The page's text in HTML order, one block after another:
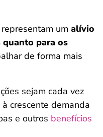
um alívio
para os
de forma mais
sejam cada vez
crescente demanda
e outros benefícios